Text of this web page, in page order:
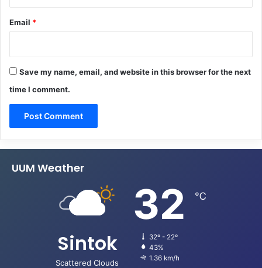
Email *
Save my name, email, and website in this browser for the next
time I comment.
UUM Weather
Sintok
Scattered Clouds
32 ℃
32º - 22º
43%
1.36 km/h